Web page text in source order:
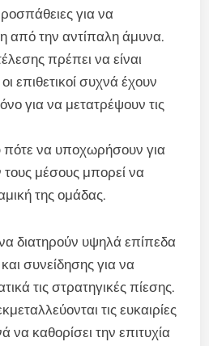
για να
από την αντίπαλη άμυνα.
πρέπει να είναι
επιθετικοί συχνά έχουν
για να μετατρέψουν τις
πότε να υποχωρήσουν για
μέσους μπορεί να
της ομάδας.
να διατηρούν υψηλά επίπεδα
συνείδησης για να
τις στρατηγικές πίεσης.
τις ευκαιρίες
να καθορίσει την επιτυχία